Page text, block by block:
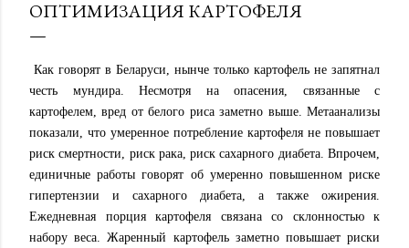
ОПТИМИЗАЦИЯ КАРТОФЕЛЯ
Как говорят в Беларуси, нынче только картофель не запятнал
честь мундира. Несмотря на опасения, связанные с
картофелем, вред от белого риса заметно выше. Метаанализы
показали, что умеренное потребление картофеля не повышает
риск смертности, риск рака, риск сахарного диабета. Впрочем,
единичные работы говорят об умеренно повышенном риске
гипертензии и сахарного диабета, а также ожирения.
Ежедневная порция картофеля связана со склонностью к
набору веса. Жаренный картофель заметно повышает риски